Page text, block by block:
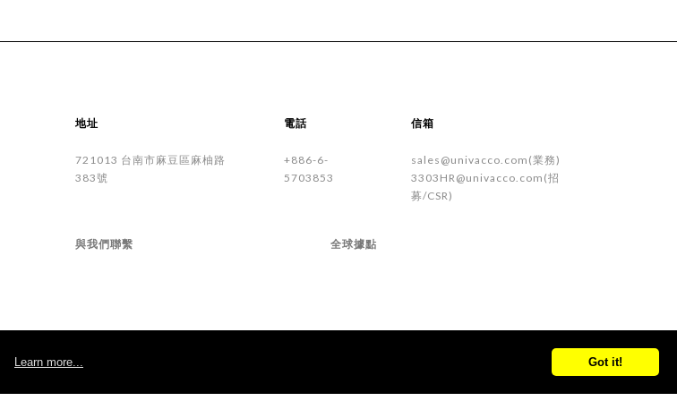
地址
721013 台南市麻豆區 麻柚路
383號
電話
+886-6-
5703853
信箱
sales@univacco.com(業務)
3303HR@univacco.com(招
募/CSR)
與我們聯繫 全球據點
Learn more... Got it!